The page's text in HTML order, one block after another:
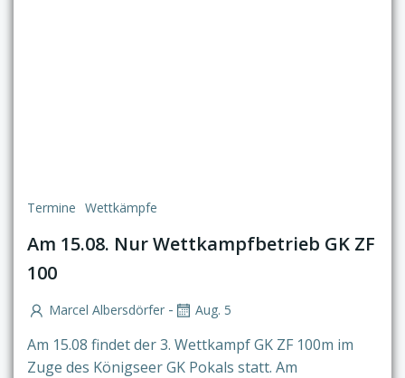
Termine Wettkämpfe
Am 15.08. Nur Wettkampfbetrieb GK ZF
100
Marcel Albersdörfer - Aug. 5
Am 15.08 findet der 3. Wettkampf GK ZF 100m im
Zuge des Königseer GK Pokals statt. Am